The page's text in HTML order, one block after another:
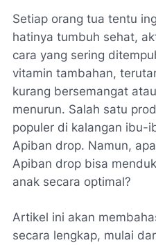
Setiap orang tua tentu
hatinya tumbuh sehat,
cara yang sering
vitamin tambahan,
kurang bersemangat
menurun. Salah satu
populer di kalangan ibu-
Apiban drop. Namun,
Apiban drop bisa
anak secara optimal?
Artikel ini akan
secara lengkap, mulai